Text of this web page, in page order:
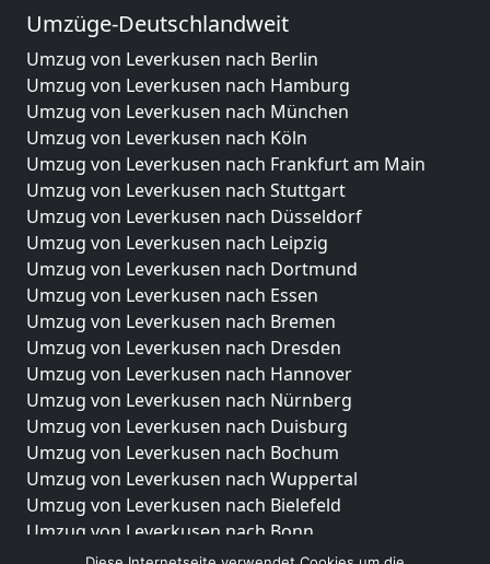
Umzüge-Deutschlandweit
Umzug von Leverkusen nach Berlin
Umzug von Leverkusen nach Hamburg
Umzug von Leverkusen nach München
Umzug von Leverkusen nach Köln
Umzug von Leverkusen nach Frankfurt am Main
Umzug von Leverkusen nach Stuttgart
Umzug von Leverkusen nach Düsseldorf
Umzug von Leverkusen nach Leipzig
Umzug von Leverkusen nach Dortmund
Umzug von Leverkusen nach Essen
Umzug von Leverkusen nach Bremen
Umzug von Leverkusen nach Dresden
Umzug von Leverkusen nach Hannover
Umzug von Leverkusen nach Nürnberg
Umzug von Leverkusen nach Duisburg
Umzug von Leverkusen nach Bochum
Umzug von Leverkusen nach Wuppertal
Umzug von Leverkusen nach Bielefeld
Umzug von Leverkusen nach Bonn
Umzug von Leverkusen nach Münster